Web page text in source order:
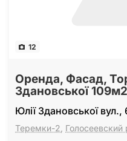
12
Оренда, Фасад,
Здановської 109м2
Юлії Здановської вул.,
Теремки-2, Голосеевский